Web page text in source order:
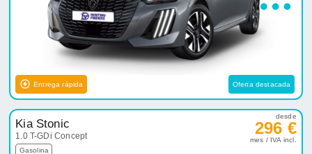
Entrega rápida Oferta destacada
Kia Stonic
1.0 T-GDi Concept
Gasolina
desde
296 €
mes / IVA incl.